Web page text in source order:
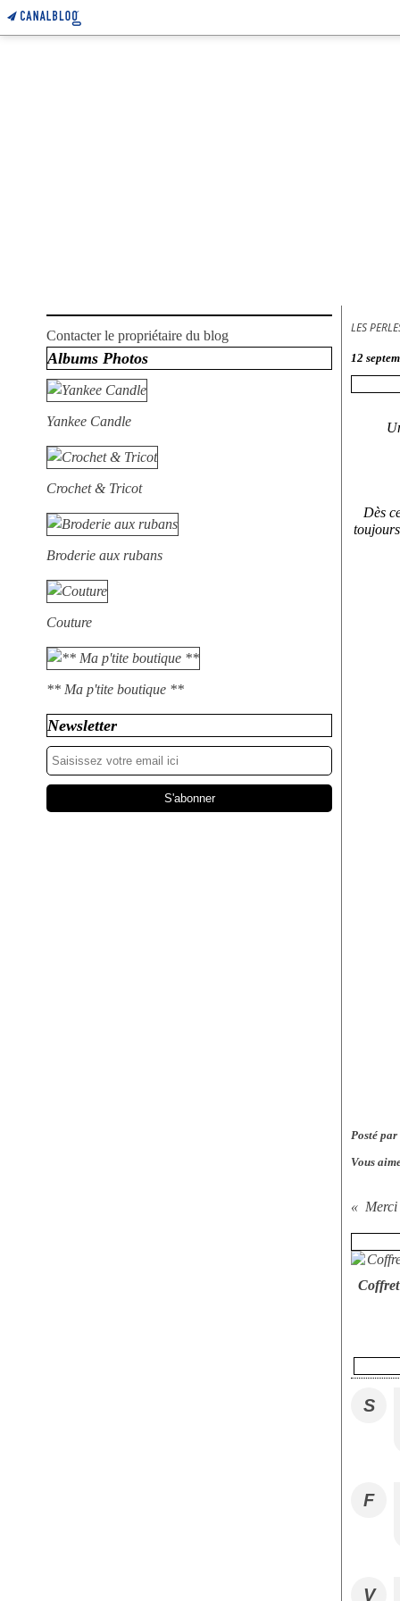
Contacter le propriétaire du blog
Albums Photos
Yankee Candle
Crochet & Tricot
Broderie aux rubans
Couture
** Ma p'tite boutique **
Newsletter
LES
12
Dès
Posté
Vous
S
F
V